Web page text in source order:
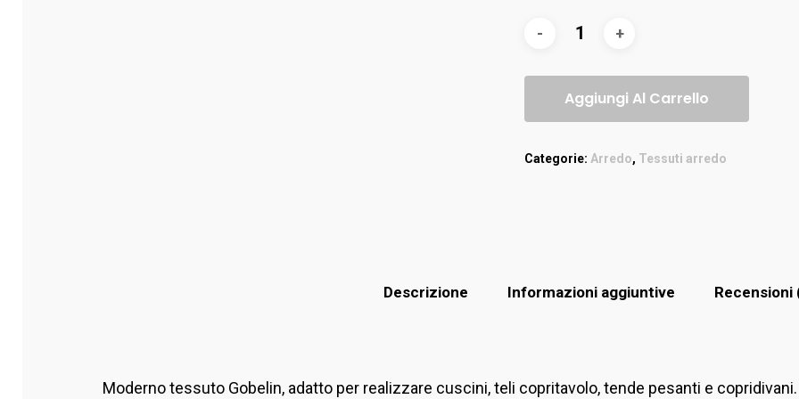
Aggiungi Al Carrello
Categorie: Arredo, Tessuti arredo
Descrizione Informazioni aggiuntive Recensioni
Moderno tessuto Gobelin, adatto per realizzare cuscini, teli copritavolo, tende pesanti e copridivani.